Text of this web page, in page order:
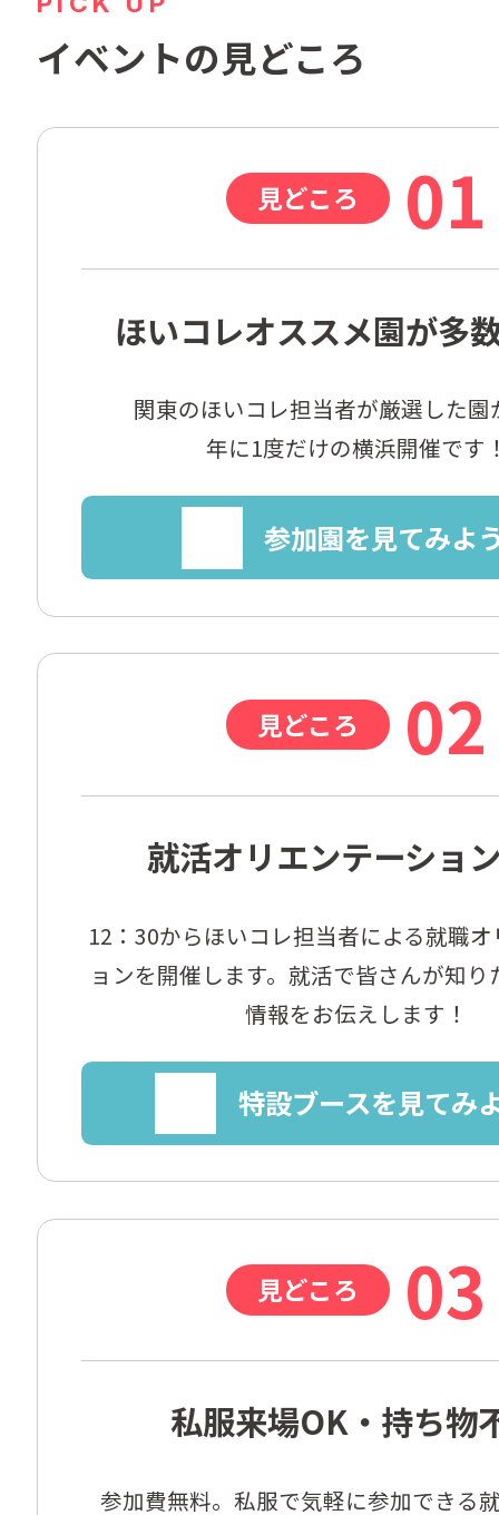
イベントの見どころ
見どころ 01
ほいコレオススメ園が多
関東のほいコレ担当者が厳選した園
年に1度だけの横浜開催です
参加園を見てみよ
見どころ 02
就活オリエンテーショ
12：30からほいコレ担当者による就職
ョンを開催します。就活で皆さんが知
情報をお伝えします！
特設ブースを見てみ
見どころ 03
私服来場OK・持ち物
参加費無料。私服で気軽に参加できる